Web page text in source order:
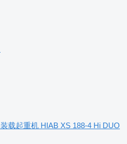
装载起重机 HIAB XS 188-4 Hi DUO